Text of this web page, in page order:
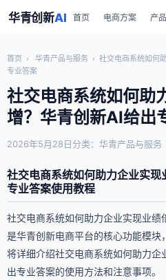
华青创新AI 首页 电商方案 产
首页 › 华青产品与服务 › 社交电商系统如何
专业答案
社交电商系统如何助
增？华青创新AI给出
2026年5月28日分类：华青产品与服务
社交电商系统如何助力企业实
专业答案使用教程
社交电商系统如何助力企业实现业
是华青创新电商平台的核心功能模
将详细介绍社交电商系统如何助力
出专业答案的使用方法和注意事项。